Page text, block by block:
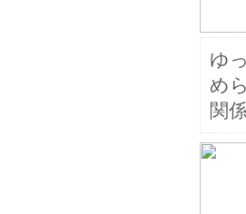
ゆ
め
関